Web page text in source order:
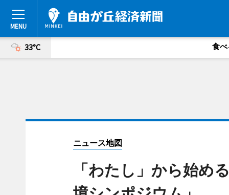
33°C 食べ
ニュース地図
「わたし」から始め